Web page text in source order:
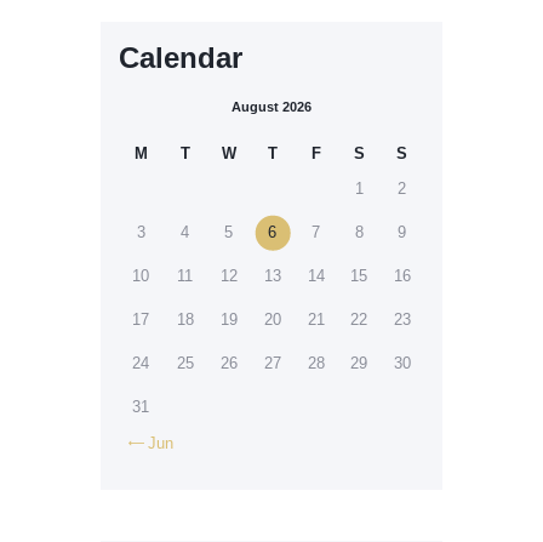
Calendar
August 2026
M T W T F S
S
1
2
3 4 5 6 7 8 9
10 11 12 13 14 15 16
17 18 19 20 21 22 23
24 25 26 27 28 29 30
31
 Jun